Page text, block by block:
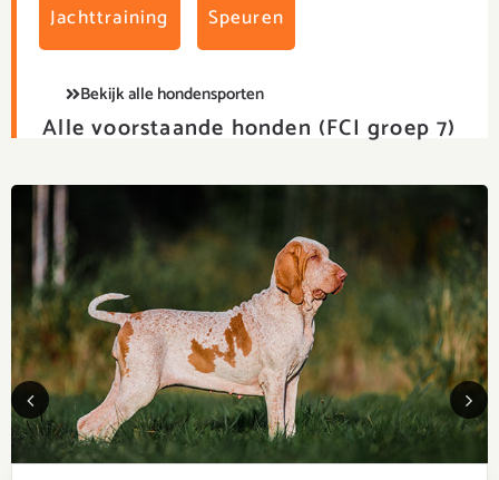
Jachttraining Speuren
Bekijk alle hondensporten
Alle voorstaande honden (FCI groep 7)
Previous Next